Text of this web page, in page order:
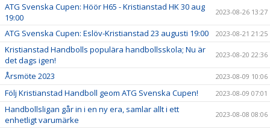
ATG Svenska Cupen: Höör H65 - Kristianstad HK 30 aug
19:00
2023-08-26 13:27
ATG Svenska Cupen: Eslöv-Kristianstad 23 augusti 19:00 2023-08-21 21:25
Kristianstad Handbolls populära handbollsskola; Nu är
det dags igen!
2023-08-20 22:36
Årsmöte 2023 2023-08-09 10:06
Följ Kristianstad Handboll geom ATG Svenska Cupen! 2023-08-09 07:01
Handbollsligan går in i en ny era, samlar allt i ett
enhetligt varumärke
2023-08-08 08:06